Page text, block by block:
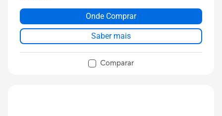
Onde Comprar
Saber mais
Comparar